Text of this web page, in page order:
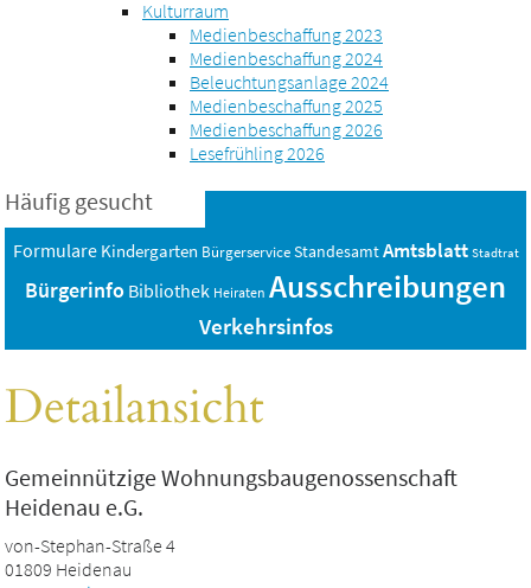
Kulturraum
Medienbeschaffung 2023
Medienbeschaffung 2024
Beleuchtungsanlage 2024
Medienbeschaffung 2025
Medienbeschaffung 2026
Lesefrühling 2026
Häufig gesucht
Formulare Kindergarten Bürgerservice StandesamtAmtsblatt Stadtrat
Bürgerinfo Bibliothek Heiraten Ausschreibungen
Verkehrsinfos
Detailansicht
Gemeinnützige Wohnungsbaugenossenschaft
Heidenau e.G.
von-Stephan-Straße 4
01809 Heidenau